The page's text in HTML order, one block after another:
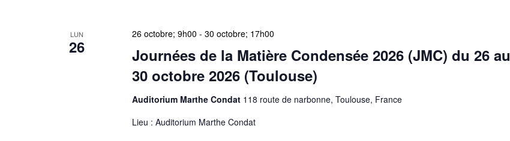
LUN
26
Journées de la Matière Condensée 2026 (JMC) du 26 au
30 octobre 2026 (Toulouse)
26 octobre; 9h00 - 30 octobre; 17h00
Auditorium Marthe Condat 118 route de narbonne, Toulouse, France
Lieu : Auditorium Marthe Condat